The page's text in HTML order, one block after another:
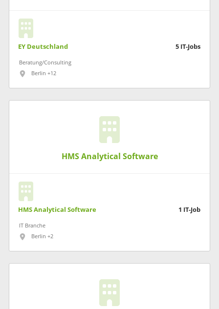
EY Deutschland 5 IT-Jobs
Beratung/Consulting
Berlin +12
HMS Analytical Software
HMS Analytical Software 1 IT-Job
IT Branche
Berlin +2